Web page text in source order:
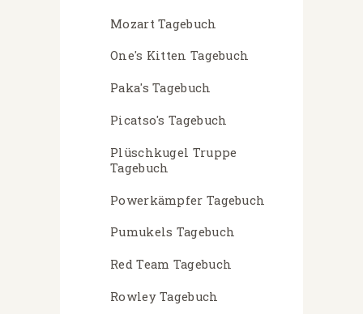
Mozart Tagebuch
One's Kitten Tagebuch
Paka's Tagebuch
Picatso's Tagebuch
Plüschkugel Truppe
Tagebuch
Powerkämpfer Tagebuch
Pumukels Tagebuch
Red Team Tagebuch
Rowley Tagebuch